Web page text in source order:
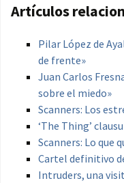
Artículos
Pilar López de
de frente»
Juan Carlos
sobre el miedo»
Scanners: Los
‘The Thing’
Scanners: Lo que
Cartel definitivo
Intruders, una